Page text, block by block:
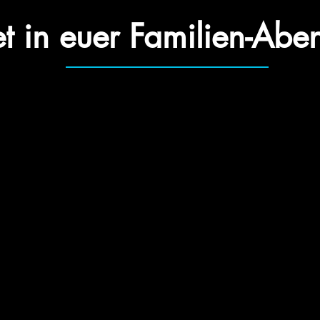
in euer Familien-